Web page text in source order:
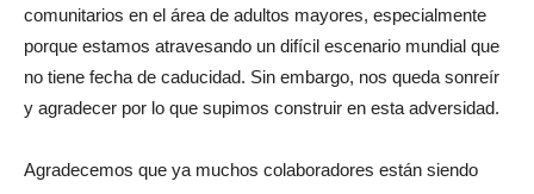
comunitarios en el área de adultos mayores, especialmente
porque estamos atravesando un difícil escenario mundial que
no tiene fecha de caducidad. Sin embargo, nos queda sonreír
y agradecer por lo que supimos construir en esta adversidad.
Agradecemos que ya muchos colaboradores están siendo